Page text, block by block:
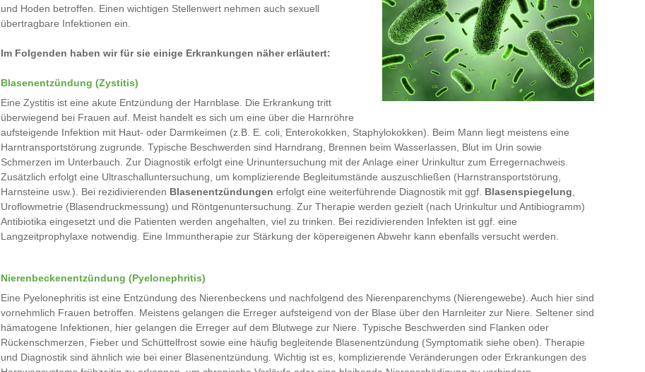
und Hoden betroffen. Einen wichtigen Stellenwert nehmen auch sexuell
übertragbare Infektionen ein.
Im Folgenden haben wir für sie einige Erkrankungen näher erläutert:
Blasenentzündung (Zystitis)
Eine Zystitis ist eine akute Entzündung der Harnblase. Die Erkrankung tritt
überwiegend bei Frauen auf. Meist handelt es sich um eine über die Harnröhre
aufsteigende Infektion mit Haut- oder Darmkeimen (z.B. E. coli, Enterokokken, Staphylokokken). Beim Mann liegt meistens eine
Harntransportstörung zugrunde. Typische Beschwerden sind Harndrang, Brennen beim Wasserlassen, Blut im Urin sowie
Schmerzen im Unterbauch. Zur Diagnostik erfolgt eine Urinuntersuchung mit der Anlage einer Urinkultur zum Erregernachweis.
Zusätzlich erfolgt eine Ultraschalluntersuchung, um komplizierende Begleitumstände auszuschließen (Harnstransportstörung,
Harnsteine usw.). Bei rezidivierenden Blasenentzündungen erfolgt eine weiterführende Diagnostik mit ggf. Blasenspiegelung
Uroflowmetrie (Blasendruckmessung) und Röntgenuntersuchung. Zur Therapie werden gezielt (nach Urinkultur und Antibiogramm)
Antibiotika eingesetzt und die Patienten werden angehalten, viel zu trinken. Bei rezidivierenden Infekten ist ggf. eine
Langzeitprophylaxe notwendig. Eine Immuntherapie zur Stärkung der köpereigenen Abwehr kann ebenfalls versucht werden.
Nierenbeckenentzündung (Pyelonephritis)
Eine Pyelonephritis ist eine Entzündung des Nierenbeckens und nachfolgend des Nierenparenchyms (Nierengewebe). Auch hier sind
vornehmlich Frauen betroffen. Meistens gelangen die Erreger aufsteigend von der Blase über den Harnleiter zur Niere. Seltener sind
hämatogene Infektionen, hier gelangen die Erreger auf dem Blutwege zur Niere. Typische Beschwerden sind Flanken oder
Rückenschmerzen, Fieber und Schüttelfrost sowie eine häufig begleitende Blasenentzündung (Symptomatik siehe oben). Therapie
und Diagnostik sind ähnlich wie bei einer Blasenentzündung. Wichtig ist es, komplizierende Veränderungen oder Erkrankungen des